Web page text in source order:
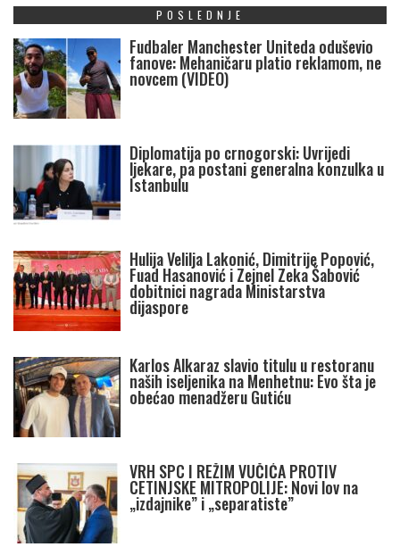
POSLEDNJE
Fudbaler Manchester Uniteda oduševio
fanove: Mehaničaru platio reklamom, ne
novcem (VIDEO)
Diplomatija po crnogorski: Uvrijedi
ljekare, pa postani generalna konzulka u
Istanbulu
Hulija Velilja Lakonić, Dimitrije Popović,
Fuad Hasanović i Zejnel Zeka Šabović
dobitnici nagrada Ministarstva
dijaspore
Karlos Alkaraz slavio titulu u restoranu
naših iseljenika na Menhetnu: Evo šta je
obećao menadžeru Gutiću
VRH SPC I REŽIM VUČIĆA PROTIV
CETINJSKE MITROPOLIJE: Novi lov na
„izdajnike” i „separatiste”